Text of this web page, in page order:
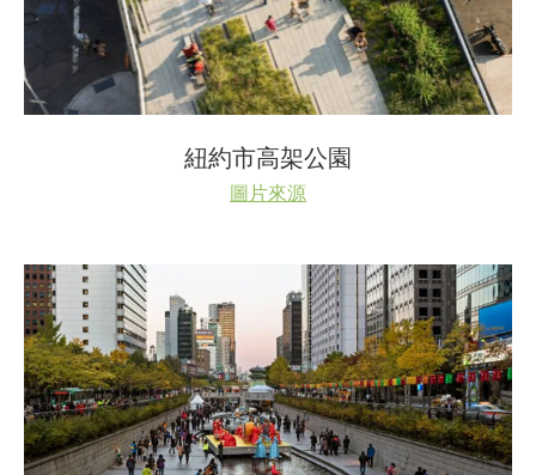
紐約市高架公園
圖片來源